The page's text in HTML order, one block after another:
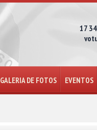
17
GALERIA DE FOTOS EVENTOS